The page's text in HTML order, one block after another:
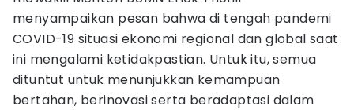
menyampaikan pesan bahwa di tengah pandemi
COVID-19 situasi ekonomi regional dan global saat
ini mengalami ketidakpastian. Untuk itu, semua
dituntut untuk menunjukkan kemampuan
bertahan, berinovasi serta beradaptasi dalam